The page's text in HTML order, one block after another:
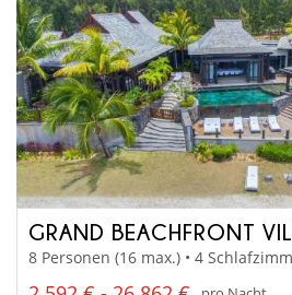
GRAND BEACHFRONT
8 Personen (16 max.) • 4